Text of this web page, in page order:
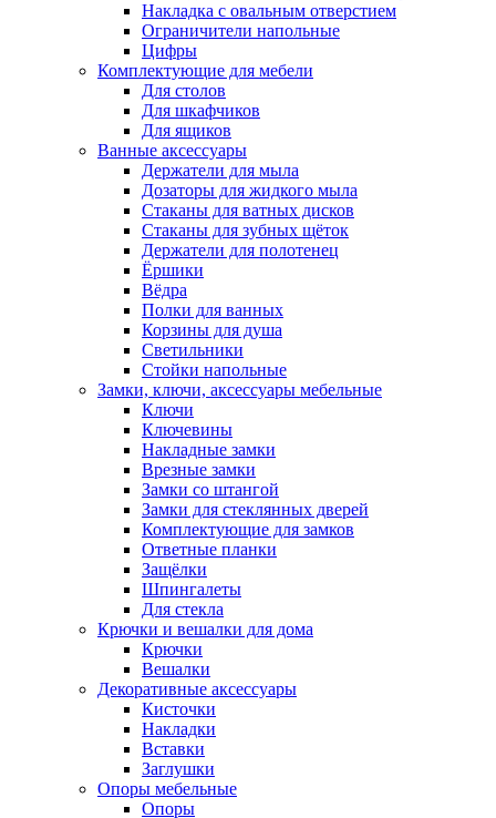
Накладка с овальным отверстием
Ограничители напольные
Цифры
Комплектующие для мебели
Для столов
Для шкафчиков
Для ящиков
Ванные аксессуары
Держатели для мыла
Дозаторы для жидкого мыла
Стаканы для ватных дисков
Стаканы для зубных щёток
Держатели для полотенец
Ёршики
Вёдра
Полки для ванных
Корзины для душа
Светильники
Стойки напольные
Замки, ключи, аксессуары мебельные
Ключи
Ключевины
Накладные замки
Врезные замки
Замки со штангой
Замки для стеклянных дверей
Комплектующие для замков
Ответные планки
Защёлки
Шпингалеты
Для стекла
Крючки и вешалки для дома
Крючки
Вешалки
Декоративные аксессуары
Кисточки
Накладки
Вставки
Заглушки
Опоры мебельные
Опоры